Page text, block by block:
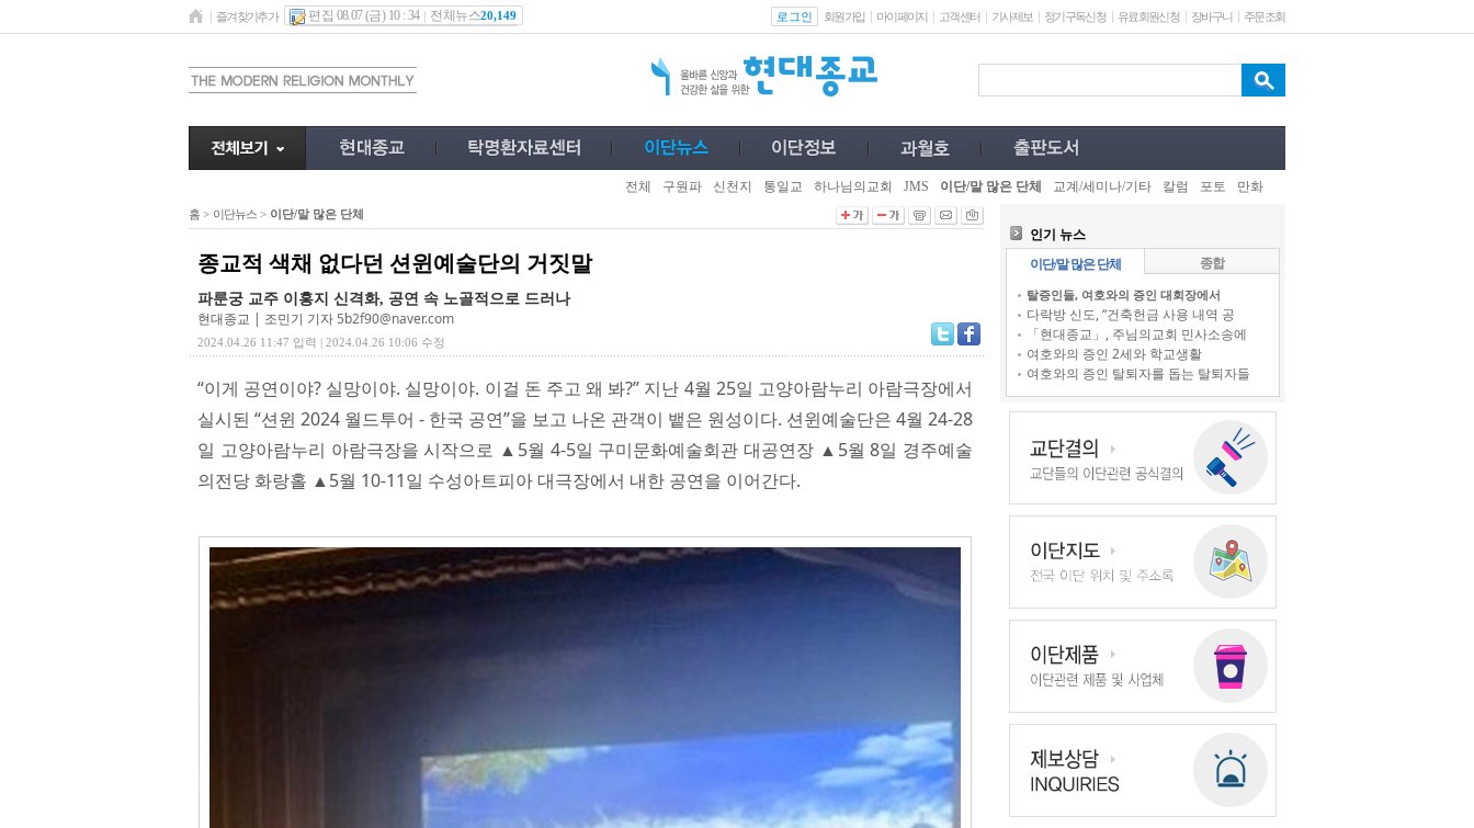
즐겨찾기추가 편집 08.07 (금) 10 : 34 전체뉴스20,149 로그인 회원가입 마이페이지 고객센터 기사제보 정기구독신청 유료회원신청 장바구니 주문조회
전체 구원파 신천지 통일교 하나님의교회 JMS 이단/말 많은 단체 교계/세미나/기타 칼럼 포토 만화
홈 > 이단뉴스 > 이단/말 많은 단체
종교적 색채 없다던 션윈예술단의 거짓말
파룬궁 교주 이홍지 신격화, 공연 속 노골적으로 드러나
현대종교 | 조민기 기자 5b2f90@naver.com
2024.04.26 11:47 입력 | 2024.04.26 10:06 수정
​“이게 공연이야? 실망이야. 실망이야. 이걸 돈 주고 왜 봐?” 지난 4월 25일 고양아람누리 아람극장에서
실시된 “션윈 2024 월드투어 - 한국 공연”을 보고 나온 관객이 뱉은 원성이다. 션윈예술단은 4월 24-28
일 고양아람누리 아람극장을 시작으로 ▲5월 4-5일 구미문화예술회관 대공연장 ▲5월 8일 경주예술
의전당 화랑홀 ▲5월 10-11일 수성아트피아 대극장에서 내한 공연을 이어간다.
인기 뉴스
이단/말 많은 단체
종합
탈증인들, 여호와의 증인 대회장에서
다락방 신도, “건축헌금 사용 내역 공
「현대종교」, 주님의교회 민사소송에
여호와의 증인 2세와 학교생활
여호와의 증인 탈퇴자를 돕는 탈퇴자들